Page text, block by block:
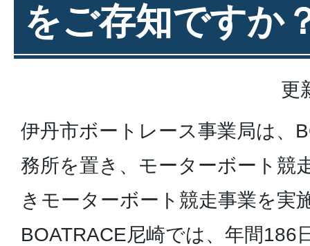
をご存知ですか
更
伊丹市ボートレース事業局は、
務所を置き、モーターボート競
きモーターボート競走事業を実
BOATRACE尼崎では、年間186